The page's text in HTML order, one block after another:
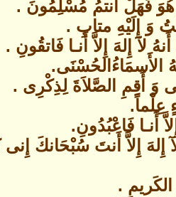
هُوَ فَهَلْ أَنتمُ مُسْلِمُونَ .
وَ إِلَيْهِ متابِ .
إِلهَ إِلاَّ أَنـا فَاتقُونِ .
الأَسمَاءُالحُسْنَى.
وَ أَقِمِ الصَّلاَةَ لِذِكْرِى .
عِلْماً.
أَنـا فَاعْبُدُونِ.
إِلهَ إِلاَّ أَنتَ سُبْحَانكَ
.